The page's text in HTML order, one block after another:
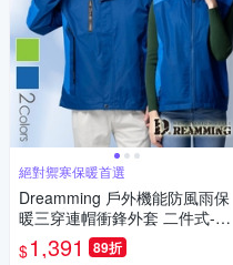
絕對禦寒保暖首選
Dreamming 戶外機能防風雨保
暖三穿連帽衝鋒外套 二件式-共
二色
$1,391 89折